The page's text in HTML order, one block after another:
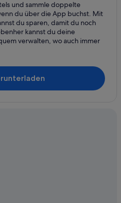
und sammle doppelte
du über die App buchst. Mit
du sparen, damit du noch
kannst du deine
verwalten, wo auch immer